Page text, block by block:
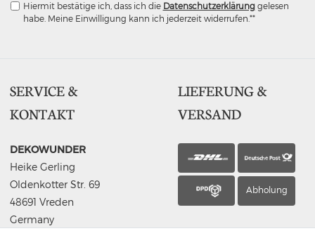
Hiermit bestätige ich, dass ich die Daten­schutz­erklärunggelesen
habe. Meine Einwilligung kann ich jederzeit widerrufen.**
SERVICE &
KONTAKT
DEKOWUNDER
Heike Gerling
Oldenkotter Str. 69
48691 Vreden
Germany
LIEFERUNG &
VERSAND
Abholung